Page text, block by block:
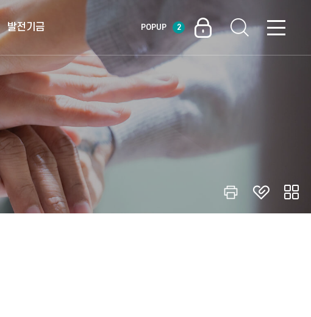
발전기금 POPUP 2